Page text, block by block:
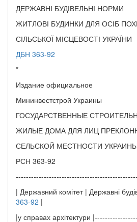
ДЕРЖАВНІ БУДІВЕЛЬНІ НОРМИ
ЖИТЛОВІ БУДИНКИ ДЛЯ ОСІБ
СІЛЬСЬКОЇ МІСЦЕВОСТІ УКРАЇНИ
ДБН 363-92
*
Издание официальное
Мининвестстрой Украины
ГОСУДАРСТВЕННЫЕ
ЖИЛЫЕ ДОМА ДЛЯ ЛИЦ
СЕЛЬСКОЙ МЕСТНОСТИ
РСН 363-92
| Державний комітет | Державні
363-92 |
|у справах архітектури